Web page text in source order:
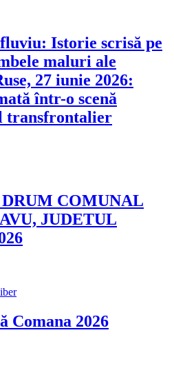
Istorie scrisă pe
maluri ale
27 iunie 2026:
într-o scenă
transfrontalier
COMUNAL
JUDETUL
Comana 2026